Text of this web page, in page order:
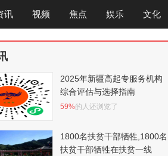
讯 视频 焦点 娱乐 文化
2025年新疆高起专服务机构
综合评估与选择指南
59%的人还浏览了
1800名扶贫干部牺牲,1800名
扶贫干部牺牲在扶贫一线